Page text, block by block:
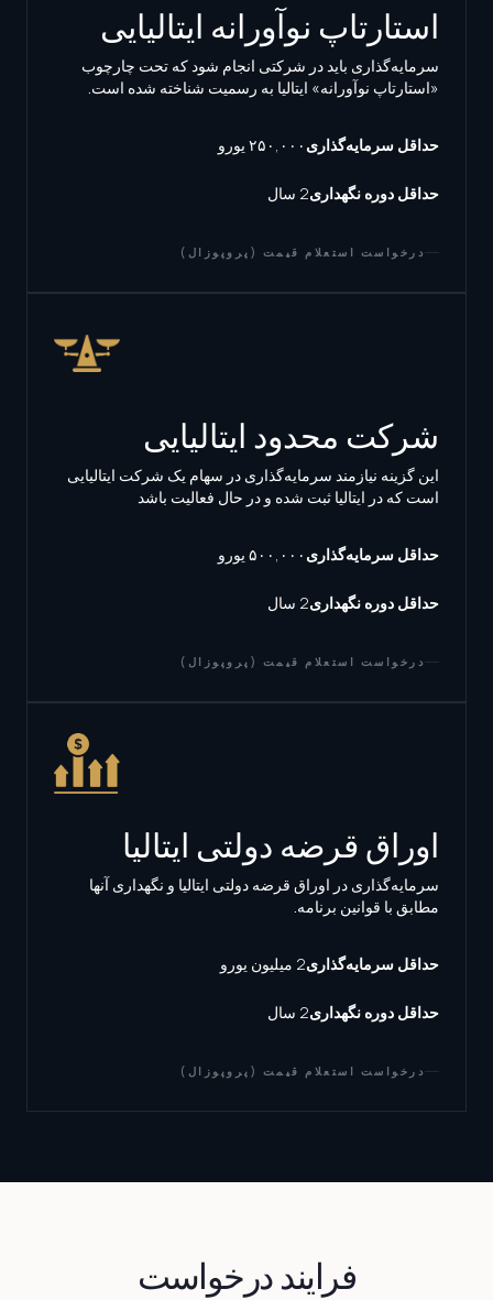
استارتاپ نوآورانه ایتالیایی
سرمایه‌گذاری باید در شرکتی انجام شود که تحت چارچوب
«استارتاپ نوآورانه» ایتالیا به رسمیت شناخته شده است.
حداقل سرمایه‌گذاری ۲۵۰,۰۰۰ یورو
حداقل دوره نگهداری2 سال
درخواست استعلام قیمت (پروپوزال)
شرکت محدود ایتالیایی
این گزینه نیازمند سرمایه‌گذاری در سهام یک شرکت ایتالیایی
است که در ایتالیا ثبت شده و در حال فعالیت باشد
حداقل سرمایه‌گذاری ۵۰۰,۰۰۰ یورو
حداقل دوره نگهداری2 سال
درخواست استعلام قیمت (پروپوزال)
اوراق قرضه دولتی ایتالیا
سرمایه‌گذاری در اوراق قرضه دولتی ایتالیا و نگهداری آنها
مطابق با قوانین برنامه.
حداقل سرمایه‌گذاری2 میلیون یورو
حداقل دوره نگهداری2 سال
درخواست استعلام قیمت (پروپوزال)
فرایند درخواست